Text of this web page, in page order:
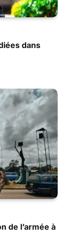
dans
de l’armée à